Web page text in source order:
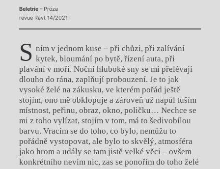
Beletrie– Próza
revue Ravt 14/2021
S ním v jednom kuse – při chůzi, při zalívání
kytek, bloumání po bytě, řízení auta, při
plavání v moři. Noční hluboké sny se mi přelévají
dlouho do rána, zaplňují probouzení. Je to jak
vysoké želé na zákusku, ve kterém pořád ještě
stojím, ono mě obklopuje a zároveň už napůl tuším
místnost, peřinu, obraz, okno, poličku… Nechce se
mi z toho vylízat, stojím v tom, má to šedivobílou
barvu. Vracím se do toho, co bylo, nemůžu to
pořádně vystopovat, ale bylo to skvělý, atmosféra
jako hrom a udály se tam jistě velké věci – ovšem
konkrétního nevím nic, zas se ponořím do toho želé